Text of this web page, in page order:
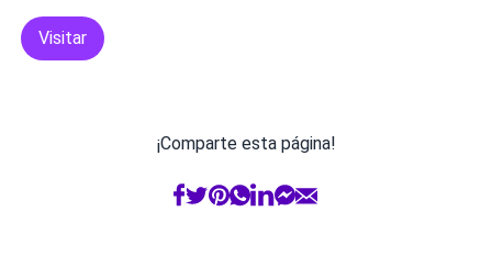
Visitar
¡Comparte esta página!